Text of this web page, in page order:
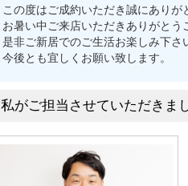
この度はご成約いただき誠にありが
お暑い中ご来店いただきありがとう
是非ご新居でのご生活お楽しみ下さ
今後とも宜しくお願い致します。
私がご担当させていただきま